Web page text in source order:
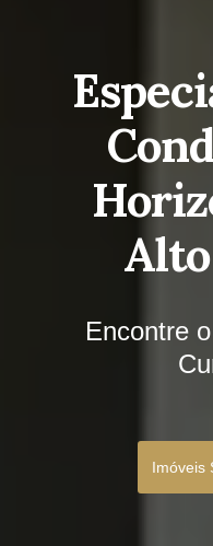
Encontre
Imóveis